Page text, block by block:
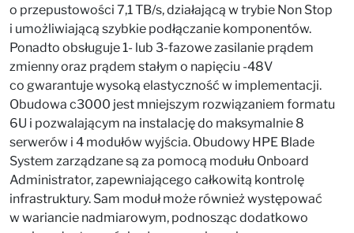
o przepustowości 7,1 TB/s, działającą w trybie Non Stop
i umożliwiającą szybkie podłączanie komponentów.
Ponadto obsługuje 1- lub 3-fazowe zasilanie prądem
zmienny oraz prądem stałym o napięciu -48V
co gwarantuje wysoką elastyczność w implementacji.
Obudowa c3000 jest mniejszym rozwiązaniem formatu
6U i pozwalającym na instalację do maksymalnie 8
serwerów i 4 modułów wyjścia. Obudowy HPE Blade
System zarządzane są za pomocą modułu Onboard
Administrator, zapewniającego całkowitą kontrolę
infrastruktury. Sam moduł może również występować
w wariancie nadmiarowym, podnosząc dodatkowo